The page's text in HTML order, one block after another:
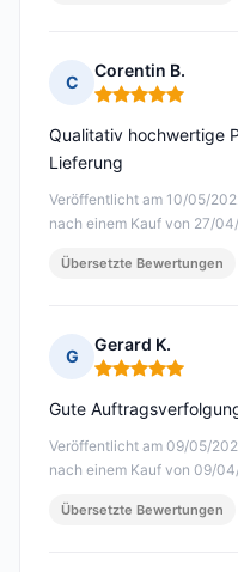
C
Corentin B.
Hinweis: 5 von 5
Veröffentlicht am 10/05/
nach einem Kauf von 27/
Qualitativ hochwertige
Lieferung
Übersetzte Bewertungen
G
Gerard K.
Hinweis: 5 von 5
Veröffentlicht am 09/05/
nach einem Kauf von 09/
Gute
Übersetzte Bewertungen